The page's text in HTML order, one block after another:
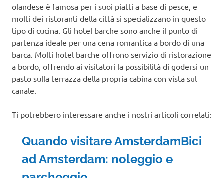
olandese è famosa per i suoi piatti a base di pesce, e
molti dei ristoranti della città si specializzano in questo
tipo di cucina. Gli hotel barche sono anche il punto di
partenza ideale per una cena romantica a bordo di una
barca. Molti hotel barche offrono servizio di ristorazione
a bordo, offrendo ai visitatori la possibilità di godersi un
pasto sulla terrazza della propria cabina con vista sul
canale.
Ti potrebbero interessare anche i nostri articoli correlati:
Quando visitare AmsterdamBici
ad Amsterdam: noleggio e